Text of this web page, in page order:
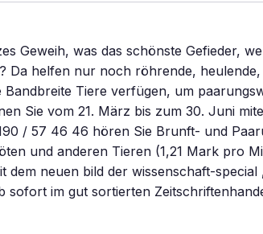
Geweih, was das schönste Gefieder,
Da helfen nur noch röhrende,
Bandbreite Tiere verfügen, um
Sie vom 21. März bis zum 30. Juni
/ 57 46 46 hören Sie Brunft- und
und anderen Tieren (1,21 Mark pro
dem neuen bild der wissenschaft-special
sofort im gut sortierten